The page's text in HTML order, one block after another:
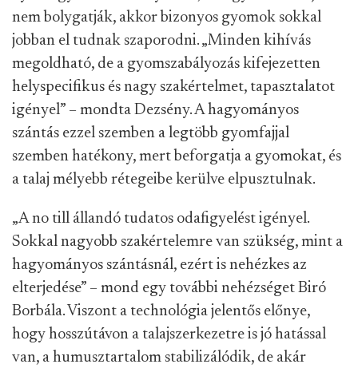
nem bolygatják, akkor bizonyos gyomok sokkal
jobban el tudnak szaporodni. „Minden kihívás
megoldható, de a gyomszabályozás kifejezetten
helyspecifikus és nagy szakértelmet, tapasztalatot
igényel” – mondta Dezsény. A hagyományos
szántás ezzel szemben a legtöbb gyomfajjal
szemben hatékony, mert beforgatja a gyomokat, és
a talaj mélyebb rétegeibe kerülve elpusztulnak.
„A no till állandó tudatos odafigyelést igényel.
Sokkal nagyobb szakértelemre van szükség, mint a
hagyományos szántásnál, ezért is nehézkes az
elterjedése” – mond egy további nehézséget Biró
Borbála. Viszont a technológia jelentős előnye,
hogy hosszútávon a talajszerkezetre is jó hatással
van, a humusztartalom stabilizálódik, de akár